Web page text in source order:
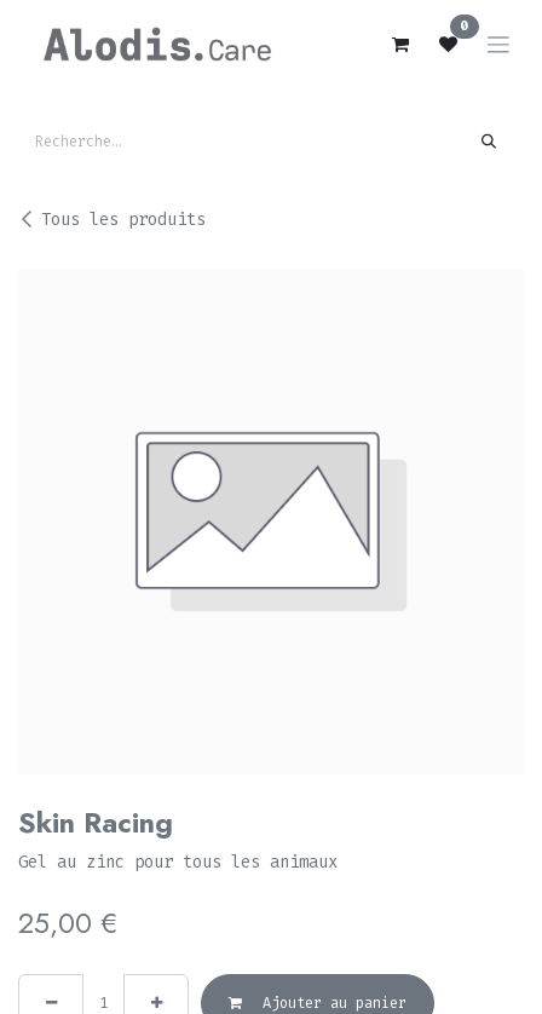
0
Tous les produits
Skin Racing
Gel au zinc pour tous les animaux
25,00 €
Ajouter au panier